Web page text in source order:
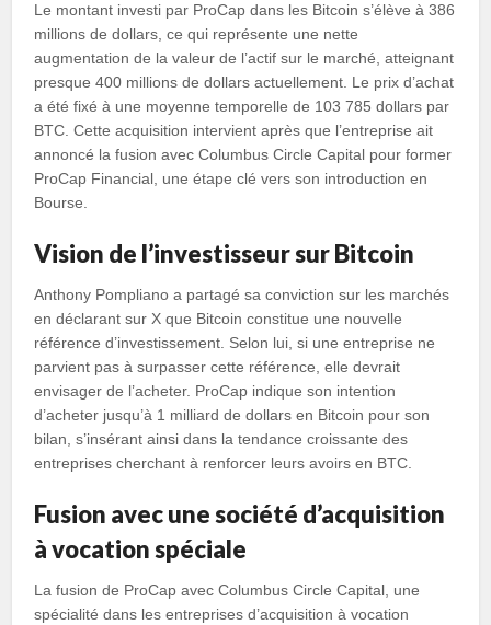
Le montant investi par ProCap dans les Bitcoin s’élève à 386
millions de dollars, ce qui représente une nette
augmentation de la valeur de l’actif sur le marché, atteignant
presque 400 millions de dollars actuellement. Le prix d’achat
a été fixé à une moyenne temporelle de 103 785 dollars par
BTC. Cette acquisition intervient après que l’entreprise ait
annoncé la fusion avec Columbus Circle Capital pour former
ProCap Financial, une étape clé vers son introduction en
Bourse.
Vision de l’investisseur sur Bitcoin
Anthony Pompliano a partagé sa conviction sur les marchés
en déclarant sur X que Bitcoin constitue une nouvelle
référence d’investissement. Selon lui, si une entreprise ne
parvient pas à surpasser cette référence, elle devrait
envisager de l’acheter. ProCap indique son intention
d’acheter jusqu’à 1 milliard de dollars en Bitcoin pour son
bilan, s’insérant ainsi dans la tendance croissante des
entreprises cherchant à renforcer leurs avoirs en BTC.
Fusion avec une société d’acquisition
à vocation spéciale
La fusion de ProCap avec Columbus Circle Capital, une
spécialité dans les entreprises d’acquisition à vocation